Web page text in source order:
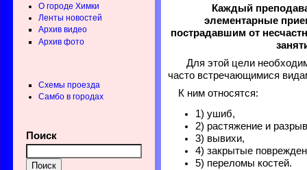
О городе Химки
Ленты новостей
Архив видео
Архив фото
Схемы проезда
Самбо в городах
Поиск
Каждый
элементарные
пострадавшим от
Для этой цели
часто встречающимися
К ним относятся:
1) ушиб,
2) растяжение и
3) вывихи,
4) закрытые
5) переломы костей.